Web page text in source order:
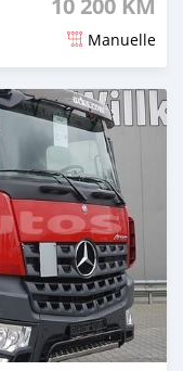
10 200 KM
Manuelle